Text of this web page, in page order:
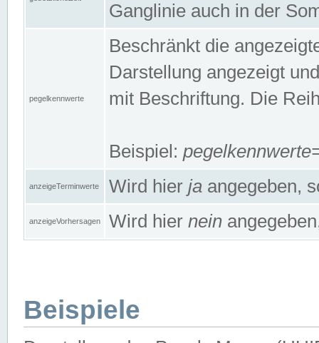
Ganglinie auch in der
pegelkennwerte
Beschränkt die
Darstellung angezeigt
mit Beschriftung. Die
Beispiel:
anzeigeTerminwerte Wird hier ja angegeben,
anzeigeVorhersagen Wird hier nein
Beispiele